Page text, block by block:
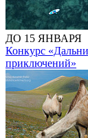
ДО 15 ЯНВАРЯ
Конкурс
приключений»